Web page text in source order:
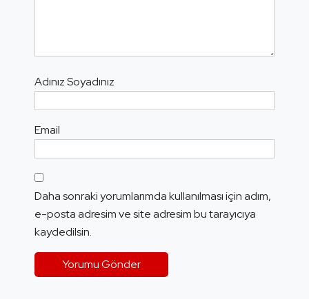
Adınız Soyadınız
Email
Daha sonraki yorumlarımda kullanılması için adım,
e-posta adresim ve site adresim bu tarayıcıya
kaydedilsin.